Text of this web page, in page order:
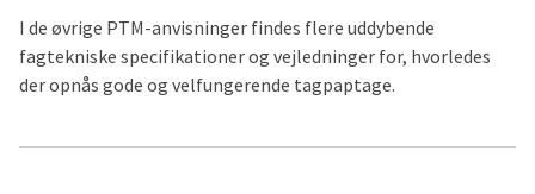
I de øvrige PTM-anvisninger findes flere uddybende
fagtekniske specifikationer og vejledninger for, hvorledes
der opnås gode og velfungerende tagpaptage.